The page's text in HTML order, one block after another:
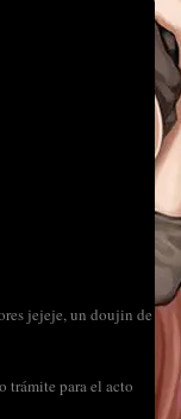
jejeje, un doujin de
trámite para el acto